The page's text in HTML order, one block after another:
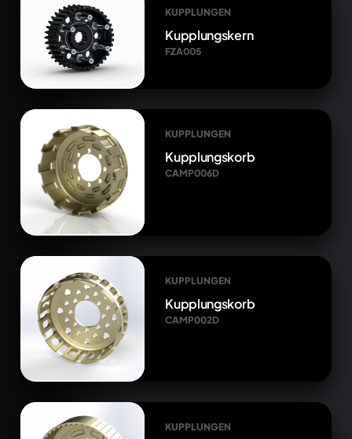
KUPPLUNGEN
Kupplungskern
FZA005
KUPPLUNGEN
Kupplungskorb
CAMP006D
KUPPLUNGEN
Kupplungskorb
CAMP002D
KUPPLUNGEN